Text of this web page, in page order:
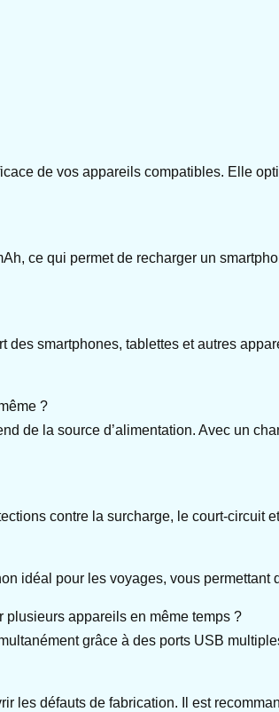
de vos appareils compatibles. Elle
ce qui permet de recharger un
smartphones, tablettes et autres
?
de la source d’alimentation. Avec un
contre la surcharge, le court-circuit
idéal pour les voyages, vous
appareils en même temps ?
grâce à des ports USB
les défauts de fabrication. Il est